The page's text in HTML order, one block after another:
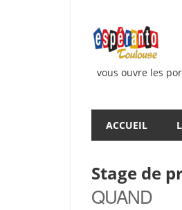
content
vous ouvre les
ACCUEIL
Stage de
QUAND